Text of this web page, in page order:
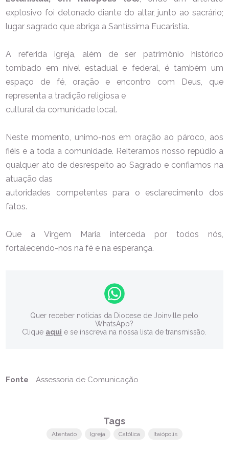
explosivo foi detonado diante do altar, junto ao sacrário;
lugar sagrado que abriga aSantíssima Eucaristia.
A referida igreja, além de ser patrimônio histórico
tombado em nível estadual e federal, é também um
espaço de fé, oração e encontro com Deus, que
representa a tradição religiosa e
cultural da comunidade local.
Neste momento, unimo-nos em oração ao pároco, aos
fiéis e a toda a comunidade. Reiteramos nosso repúdio a
qualquer ato de desrespeito ao Sagrado e confiamos na
atuação das
autoridades competentes para o esclarecimento dos
fatos.
Que a Virgem Maria interceda por todos nós,
fortalecendo-nos na fé e na esperança.
Quer receber notícias da Diocese de Joinville pelo
WhatsApp?
Clique aqui e se inscreva na nossa lista de transmissão.
Fonte Assessoria de Comunicação
Tags
Atentado Igreja Católica Itaiópolis